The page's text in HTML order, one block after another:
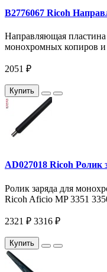
B2776067 Ricoh
Направляющая пластина
монохромных копиров
2051 ₽
Купить
AD027018 Ricoh Ролик
Ролик заряда для
Ricoh Aficio MP 3351
2321 ₽ 3316 ₽
Купить